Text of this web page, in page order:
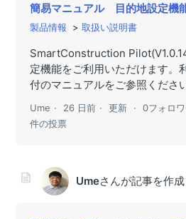
簡易マニュアル 目的地設定機
製品情報 取扱い説明書
SmartConstruction
定機能をご利用いただけます。
付のマニュアルをご参照ください
Ume 26 日前 更新 0フォロ
件の投票
Umeさんが記事を作